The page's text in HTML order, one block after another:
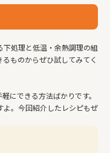
処理と低温・余熱調理の組
ものからぜひ試してみてく
にできる方法ばかりです。
よ。今回紹介したレシピもぜ